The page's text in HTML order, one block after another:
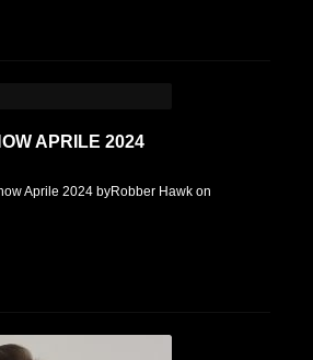
APRILE 2024
Aprile 2024 byRobber Hawk on